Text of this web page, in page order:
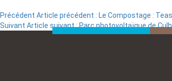
Précédent Article précédent : Le Compostage :
Suivant Article suivant :Parc photovoltaïque de